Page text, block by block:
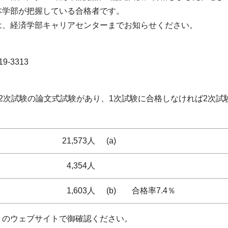
部が把握している合格者です。
経済学部キャリアセンターまでお知らせください。
3313
試験の論文式試験があり、1次試験に合格しなければ2次試
21,573人 (a)
4,354人
1,603人 (b) 合格率7.4％
ウェブサイトで御確認ください。